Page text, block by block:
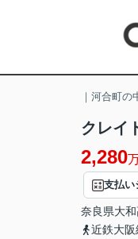
｜河合町
クレイ
2,280
支払い
奈良県大
近鉄大